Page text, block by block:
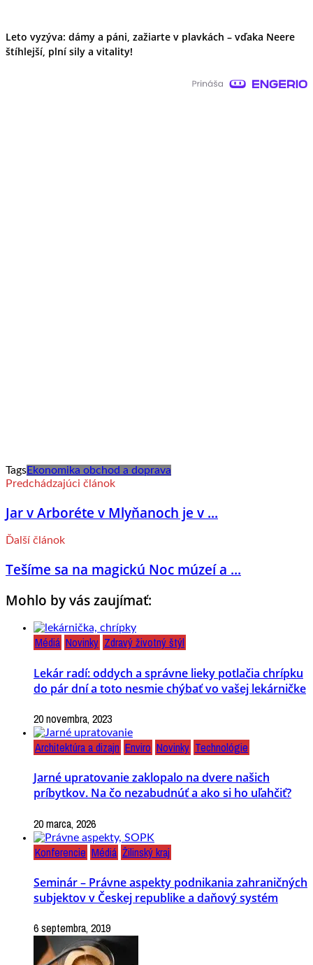
Leto vyzýva: dámy a páni, zažiarte v plavkách – vďaka Neere
štíhlejší, plní sily a vitality!
TagsEkonomika obchod a doprava
Predchádzajúci článok
Jar v Arboréte v Mlyňanoch je v ...
Ďalší článok
Tešíme sa na magickú Noc múzeí a ...
Mohlo by vás zaujímať:
Médiá Novinky Zdravý životný štýl
Lekár radí: oddych a správne lieky potlačia chrípku
do pár dní a toto nesmie chýbať vo vašej lekárničke
20 novembra, 2023
Architektúra a dizajn Enviro Novinky Technológie
Jarné upratovanie zaklopalo na dvere našich
príbytkov. Na čo nezabudnúť a ako si ho uľahčiť?
20 marca, 2026
Konferencie Médiá Žilinský kraj
Seminár – Právne aspekty podnikania zahraničných
subjektov v Českej republike a daňový systém
6 septembra, 2019